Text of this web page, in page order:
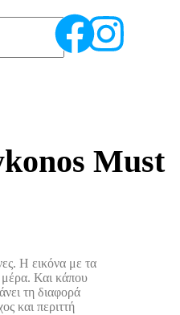
Must
Η εικόνα με τα
μέρα. Και κάπου
τη διαφορά
και περιττή